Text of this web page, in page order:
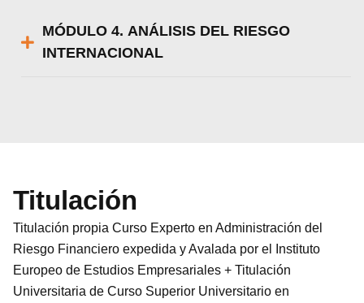
MÓDULO 4. ANÁLISIS DEL RIESGO
INTERNACIONAL
Titulación
Titulación propia Curso Experto en Administración del
Riesgo Financiero expedida y Avalada por el Instituto
Europeo de Estudios Empresariales + Titulación
Universitaria de Curso Superior Universitario en